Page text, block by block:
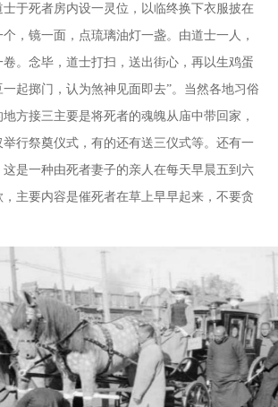
于死者房内设一灵位，以临终换下衣服披在
，镜一面，点琉璃油灯一盏。由道士一人，
。念毕，道士打扫，送出街心，再以生鸡蛋
起掷门，认为煞神见面即去”。当然各地习俗
方接三主要是将死者的魂魄从庙中带回家，
行祭奠仪式，有的还有送三仪式等。还有一
是一种由死者妻子的亲人在每天早晨五到六
主要内容是催死者在草上早早起来，不要贪